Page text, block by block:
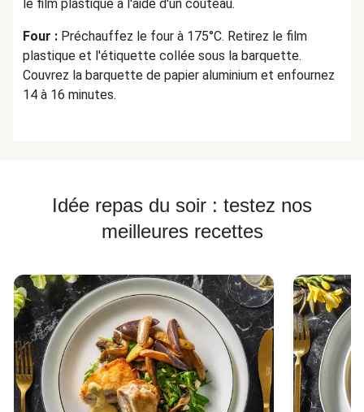
le film plastique à l'aide d'un couteau.
Four : Préchauffez le four à 175°C. Retirez le film
plastique et l'étiquette collée sous la barquette.
Couvrez la barquette de papier aluminium et enfournez
14 à 16 minutes.
Idée repas du soir : testez nos
meilleures recettes